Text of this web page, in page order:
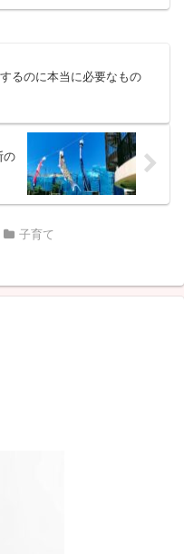
るのに本当に必要なもの
の
子育て